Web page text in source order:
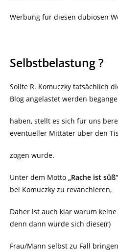
Werbung für diesen dubiosen
Selbstbelastung ?
Sollte R. Komuczky tatsächlich
Blog angelastet werden
haben, stellt es sich für uns
eventueller Mittäter über den
zogen wurde.
Unter dem Motto „Rache ist süß“
bei Komuczky zu revanchieren,
Daher ist auch klar warum keine
denn dann würde sich diese(r)
Frau/Mann selbst zu Fall